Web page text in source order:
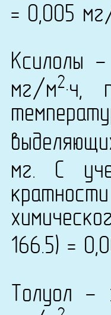
= 0,005
Ксилолы
мг/м2·ч,
мг. С
166.5) =
Толуол -